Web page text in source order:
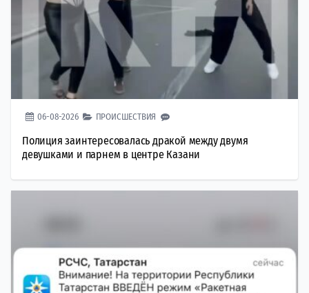
06-08-2026 ПРОИСШЕСТВИЯ
Полиция заинтересовалась дракой между двумя
девушками и парнем в центре Казани